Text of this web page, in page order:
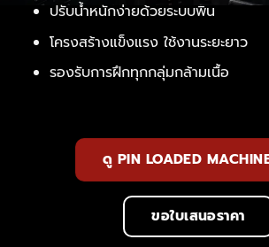
ปรับน้ำหนักง่ายด้วยระบบพิน
โครงสร้างแข็งแรง ใช้งานระยะยาว
รองรับการฝึกทุกกลุ่มกล้ามเนื้อ
ดู PIN LOADED
ขอใบเสนอราคา